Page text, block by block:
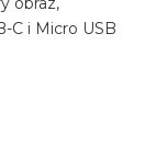
C i Micro USB